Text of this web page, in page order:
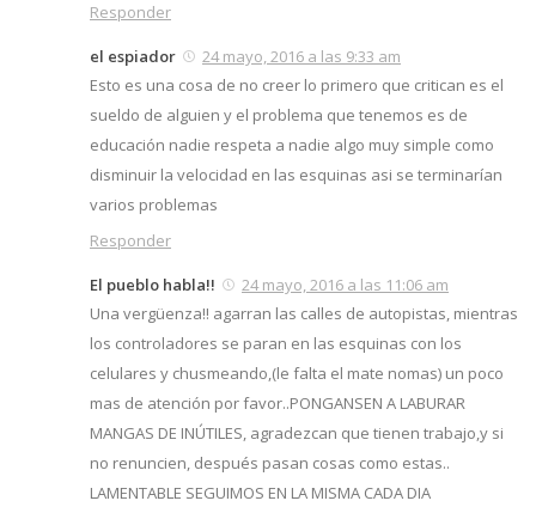
Responder
el espiador
24 mayo, 2016 a las 9:33 am
Esto es una cosa de no creer lo primero que critican es el
sueldo de alguien y el problema que tenemos es de
educación nadie respeta a nadie algo muy simple como
disminuir la velocidad en las esquinas asi se terminarían
varios problemas
Responder
El pueblo habla!!
24 mayo, 2016 a las 11:06 am
Una vergüenza!! agarran las calles de autopistas, mientras
los controladores se paran en las esquinas con los
celulares y chusmeando,(le falta el mate nomas) un poco
mas de atención por favor..PONGANSEN A LABURAR
MANGAS DE INÚTILES, agradezcan que tienen trabajo,y si
no renuncien, después pasan cosas como estas..
LAMENTABLE SEGUIMOS EN LA MISMA CADA DIA